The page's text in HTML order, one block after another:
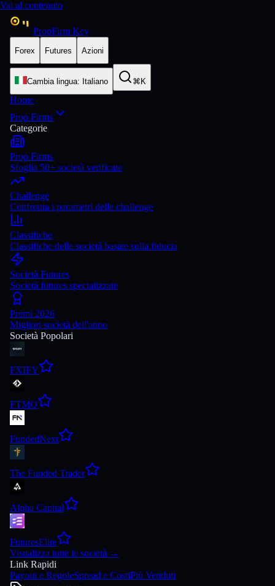
Vai al contenuto
PropFirm Key
Forex Futures Azioni
Cambia lingua: Italiano ⌘K
Home
Prop Firms
Categorie
Prop Firms
Sfoglia 50+ società verificate
Challenge
Confronta i parametri delle challenge
Classifiche
Classifiche delle società basate sulla fiducia
Società Futures
Società futures specializzate
Premi 2026
Migliori società dell'anno
Società Popolari
FXIFY
FTMO
FundedNext
The Funded Trader
Alpha Capital
FuturesElite
Visualizza tutte le società →
Link Rapidi
Payout e RegoleSpread e CostiPiù Venduti